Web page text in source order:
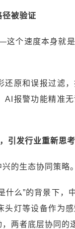
径被验证
个速度本身就
还原和误报过滤
AI报警功能精准
引发行业重新思考
的生态协同策略。
什么”的背景下
头灯等设备作为
两者底层协同的